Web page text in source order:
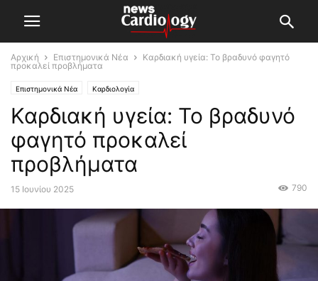
Αρχική Επιστημονικά Νέα
Καρδιακή υγεία: Το βραδυνό φαγητό
προκαλεί προβλήματα
Επιστημονικά Νέα Καρδιολογία
Καρδιακή υγεία: Το βραδυνό
φαγητό προκαλεί
προβλήματα
15 Ιουνίου 2025 790